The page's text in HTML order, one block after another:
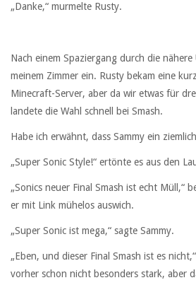
„Danke,“ murmelte Rusty.
Nach einem Spaziergang durch die
meinem Zimmer ein. Rusty bekam eine
Minecraft-Server, aber da wir etwas für
landete die Wahl schnell bei Smash.
Habe ich erwähnt, dass Sammy ein
„Super Sonic Style!“ ertönte es aus den
„Sonics neuer Final Smash ist echt Müll,“
er mit Link mühelos auswich.
„Super Sonic ist mega,“ sagte Sammy.
„Eben, und dieser Final Smash ist es
vorher schon nicht besonders stark, aber